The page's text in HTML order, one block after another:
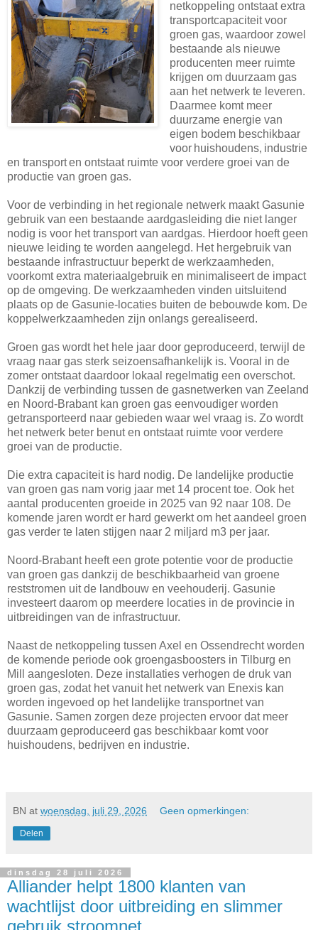
netkoppeling ontstaat extra
transportcapaciteit voor
groen gas, waardoor zowel
bestaande als nieuwe
producenten meer ruimte
krijgen om duurzaam gas
aan het netwerk te leveren.
Daarmee komt meer
duurzame energie van
eigen bodem beschikbaar
voor huishoudens, industrie
en transport en ontstaat ruimte voor verdere groei van de
productie van groen gas.
Voor de verbinding in het regionale netwerk maakt Gasunie
gebruik van een bestaande aardgasleiding die niet langer
nodig is voor het transport van aardgas. Hierdoor hoeft geen
nieuwe leiding te worden aangelegd. Het hergebruik van
bestaande infrastructuur beperkt de werkzaamheden,
voorkomt extra materiaalgebruik en minimaliseert de impact
op de omgeving. De werkzaamheden vinden uitsluitend
plaats op de Gasunie-locaties buiten de bebouwde kom. De
koppelwerkzaamheden zijn onlangs gerealiseerd.
Groen gas wordt het hele jaar door geproduceerd, terwijl de
vraag naar gas sterk seizoensafhankelijk is. Vooral in de
zomer ontstaat daardoor lokaal regelmatig een overschot.
Dankzij de verbinding tussen de gasnetwerken van Zeeland
en Noord-Brabant kan groen gas eenvoudiger worden
getransporteerd naar gebieden waar wel vraag is. Zo wordt
het netwerk beter benut en ontstaat ruimte voor verdere
groei van de productie.
Die extra capaciteit is hard nodig. De landelijke productie
van groen gas nam vorig jaar met 14 procent toe. Ook het
aantal producenten groeide in 2025 van 92 naar 108. De
komende jaren wordt er hard gewerkt om het aandeel groen
gas verder te laten stijgen naar 2 miljard m3 per jaar.
Noord-Brabant heeft een grote potentie voor de productie
van groen gas dankzij de beschikbaarheid van groene
reststromen uit de landbouw en veehouderij. Gasunie
investeert daarom op meerdere locaties in de provincie in
uitbreidingen van de infrastructuur.
Naast de netkoppeling tussen Axel en Ossendrecht worden
de komende periode ook groengasboosters in Tilburg en
Mill aangesloten. Deze installaties verhogen de druk van
groen gas, zodat het vanuit het netwerk van Enexis kan
worden ingevoed op het landelijke transportnet van
Gasunie. Samen zorgen deze projecten ervoor dat meer
duurzaam geproduceerd gas beschikbaar komt voor
huishoudens, bedrijven en industrie.
BN at woensdag, juli 29, 2026 Geen opmerkingen:
Delen
dinsdag 28 juli 2026
Alliander helpt 1800 klanten van
wachtlijst door uitbreiding en slimmer